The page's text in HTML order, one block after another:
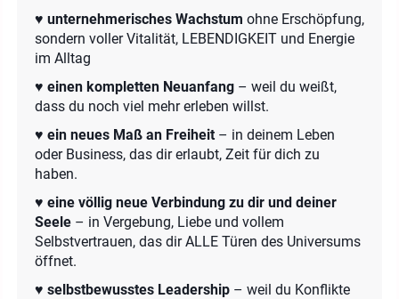
♥️ unternehmerisches Wachstum ohne Erschöpfung,
sondern voller Vitalität, LEBENDIGKEIT und Energie
im Alltag
♥️ einen kompletten Neuanfang – weil du weißt,
dass du noch viel mehr erleben willst.
♥️ ein neues Maß an Freiheit – in deinem Leben
oder Business, das dir erlaubt, Zeit für dich zu
haben.
♥️ eine völlig neue Verbindung zu dir und deiner
Seele – in Vergebung, Liebe und vollem
Selbstvertrauen, das dir ALLE Türen des Universums
öffnet.
♥️ selbstbewusstes Leadership – weil du Konflikte